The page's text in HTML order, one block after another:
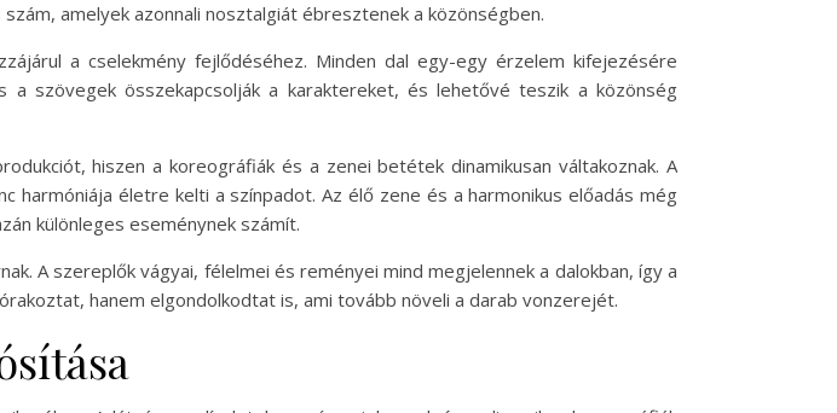
szám, amelyek azonnali nosztalgiát ébresztenek a közönségben.
a cselekmény fejlődéséhez. Minden dal egy-egy érzelem kifejezésére
szövegek összekapcsolják a karaktereket, és lehetővé teszik a közönség
hiszen a koreográfiák és a zenei betétek dinamikusan váltakoznak. A
életre kelti a színpadot. Az élő zene és a harmonikus előadás még
különleges eseménynek számít.
A szereplők vágyai, félelmei és reményei mind megjelennek a dalokban, így a
hanem elgondolkodtat is, ami tovább növeli a darab vonzerejét.